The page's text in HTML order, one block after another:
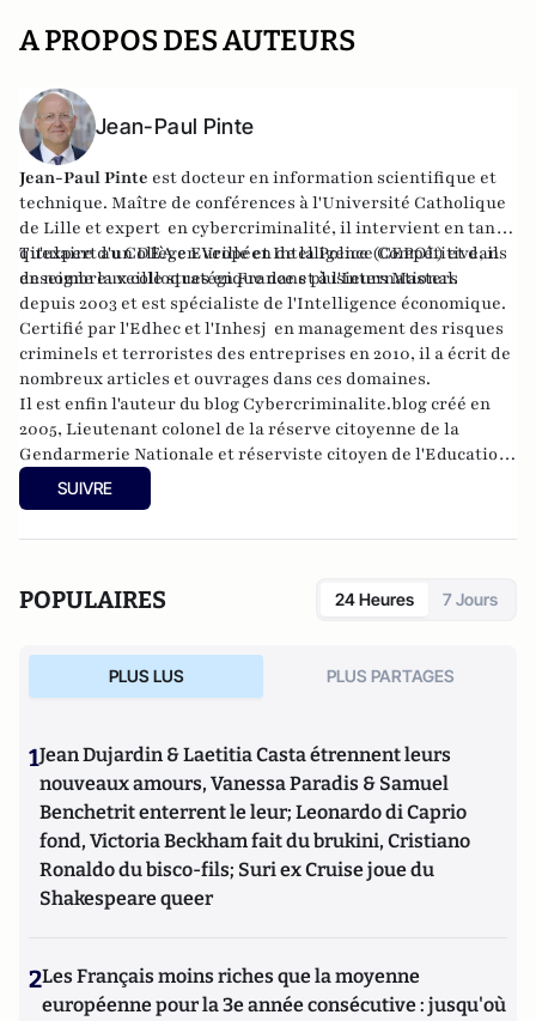
A PROPOS DES AUTEURS
Jean-Paul Pinte
Jean-Paul Pinte est docteur en information scientifique et
technique. Maître de conférences à l'Université Catholique
de Lille et expert en cybercriminalité, il intervient en tant
qu'expert au Collège Européen de la Police (CEPOL) et dans
de nombreux colloques en France et à l'International.
Titulaire d'un DEA en Veille et Intelligence Compétitive, il
enseigne la veille stratégique dans plusieurs Masters
depuis 2003 et est spécialiste de l'Intelligence économique.
Certifié par l'Edhec et l'Inhesj en management des risques
criminels et terroristes des entreprises en 2010, il a écrit de
nombreux articles et ouvrages dans ces domaines.
Il est enfin l'auteur du blog Cybercriminalite.blog créé en
2005, Lieutenant colonel de la réserve citoyenne de la
Gendarmerie Nationale et réserviste citoyen de l'Education
Nationale.
SUIVRE
POPULAIRES 24 Heures 7 Jours
PLUS LUS PLUS PARTAGES
1Jean Dujardin & Laetitia Casta étrennent leurs
nouveaux amours, Vanessa Paradis & Samuel
Benchetrit enterrent le leur; Leonardo di Caprio
fond, Victoria Beckham fait du brukini, Cristiano
Ronaldo du bisco-fils; Suri ex Cruise joue du
Shakespeare queer
2Les Français moins riches que la moyenne
européenne pour la 3e année consécutive : jusqu'où